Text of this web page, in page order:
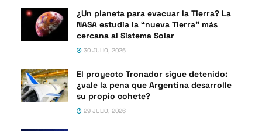
¿Un planeta para evacuar la Tierra? La
NASA estudia la “nueva Tierra” más
cercana al Sistema Solar
30 JULIO, 2026
El proyecto Tronador sigue detenido:
¿vale la pena que Argentina desarrolle
su propio cohete?
29 JULIO, 2026